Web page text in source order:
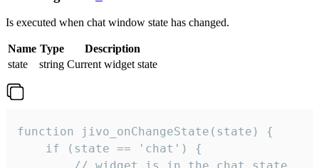
Is executed when chat window state has changed.
Name Type
Description
state
string Current widget state
function jivo_onChangeState(state) {
    if (state == 'chat') {